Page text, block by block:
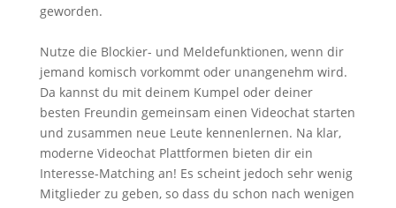
geworden.
Nutze die Blockier- und Meldefunktionen, wenn dir
jemand komisch vorkommt oder unangenehm wird.
Da kannst du mit deinem Kumpel oder deiner
besten Freundin gemeinsam einen Videochat starten
und zusammen neue Leute kennenlernen. Na klar,
moderne Videochat Plattformen bieten dir ein
Interesse-Matching an! Es scheint jedoch sehr wenig
Mitglieder zu geben, so dass du schon nach wenigen